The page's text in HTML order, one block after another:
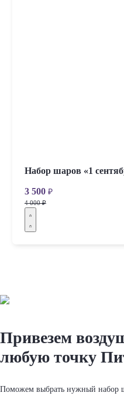
Набор шаров «1
3 500 ₽
4 000 ₽
Привезем
любую точку
Поможем выбрать нужный набор